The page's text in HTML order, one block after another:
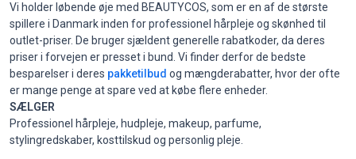
Vi holder løbende øje med BEAUTYCOS, som er en af de største
spillere i Danmark inden for professionel hårpleje og skønhed til
outlet-priser. De bruger sjældent generelle rabatkoder, da deres
priser i forvejen er presset i bund. Vi finder derfor de bedste
besparelser i deres pakketilbud og mængderabatter, hvor der ofte
er mange penge at spare ved at købe flere enheder.
SÆLGER
Professionel hårpleje, hudpleje, makeup, parfume,
stylingredskaber, kosttilskud og personlig pleje.